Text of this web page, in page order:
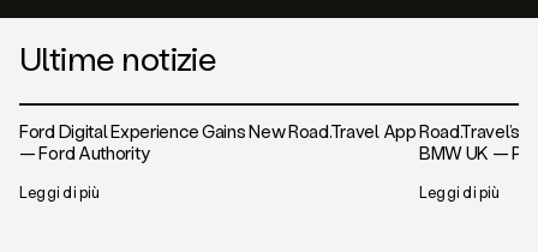
Ultime notizie
Ford Digital Experience Gains New Road.Travel App
— Ford Authority
Leggi di più
Road.Travel’s
BMW UK —
Leggi di più